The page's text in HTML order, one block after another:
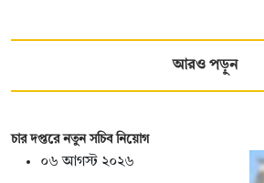
আরও পড়ুন
চার দপ্তরে নতুন সচিব নিয়োগ
০৬ আগস্ট ২০২৬